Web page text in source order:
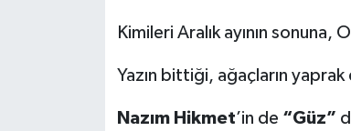
Kimileri Aralık ayının sonuna,
Yazın bittiği, ağaçların
Nazım Hikmet’in de “Güz”